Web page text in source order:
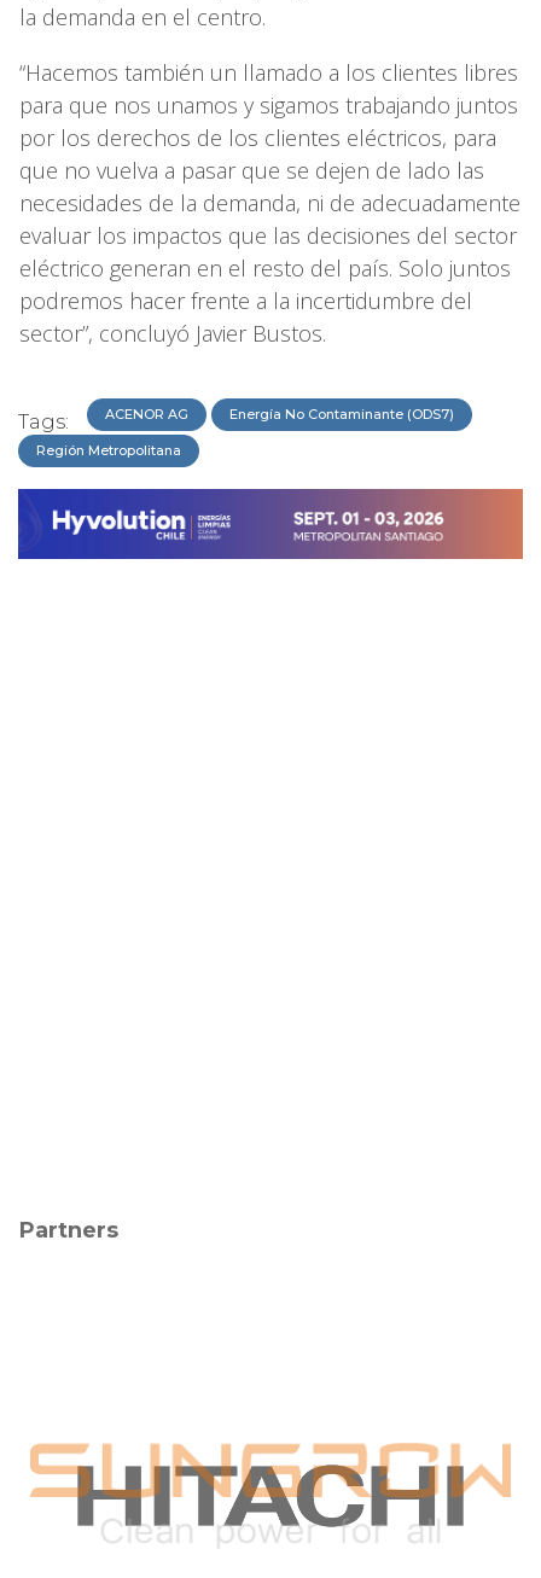
la demanda en el centro.
“Hacemos también un llamado a los clientes libres
para que nos unamos y sigamos trabajando juntos
por los derechos de los clientes eléctricos, para
que no vuelva a pasar que se dejen de lado las
necesidades de la demanda, ni de adecuadamente
evaluar los impactos que las decisiones del sector
eléctrico generan en el resto del país. Solo juntos
podremos hacer frente a la incertidumbre del
sector”, concluyó Javier Bustos.
Tags: ACENOR AG Energía No Contaminante (ODS7)
Región Metropolitana
Partners